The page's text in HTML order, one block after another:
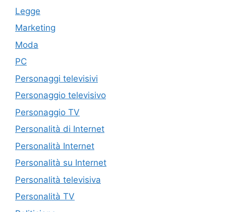
Legge
Marketing
Moda
PC
Personaggi televisivi
Personaggio televisivo
Personaggio TV
Personalità di Internet
Personalità Internet
Personalità su Internet
Personalità televisiva
Personalità TV